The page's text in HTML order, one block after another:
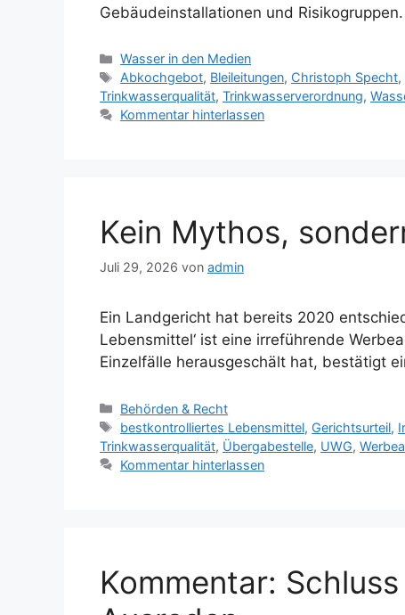
Gebäudeinstallationen und Risikogruppen.
Kategorien
Wasser in den Medien
Schlagwörter
Abkochgebot, Bleileitungen, Christoph Specht,
Trinkwasserqualität, Trinkwasserverordnung,
Kommentar hinterlassen
Kein Mythos,
Juli 29, 2026 von admin
Ein Landgericht hat bereits 2020
Lebensmittel‘ ist eine irreführende
Einzelfälle herausgeschält hat, bestätigt
Kategorien
Behörden & Recht
Schlagwörter
bestkontrolliertes Lebensmittel, Gerichtsurteil,
Trinkwasserqualität, Übergabestelle, UWG,
Kommentar hinterlassen
Kommentar: